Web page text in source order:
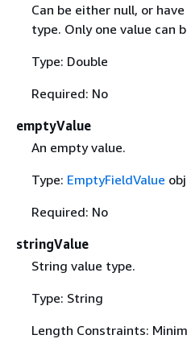
Can be either null, or
type. Only one value can
Type: Double
Required: No
emptyValue
An empty value.
Type: EmptyFieldValue
Required: No
stringValue
String value type.
Type: String
Length Constraints: